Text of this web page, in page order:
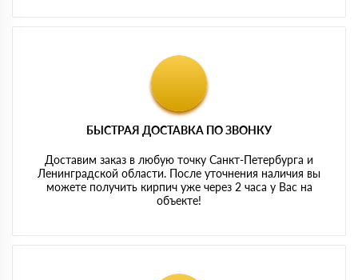
БЫСТРАЯ ДОСТАВКА ПО ЗВОНКУ
Доставим заказ в любую точку Санкт-Петербурга и
Ленинградской области. После уточнения наличия вы
можете получить кирпич уже через 2 часа у Вас на
объекте!